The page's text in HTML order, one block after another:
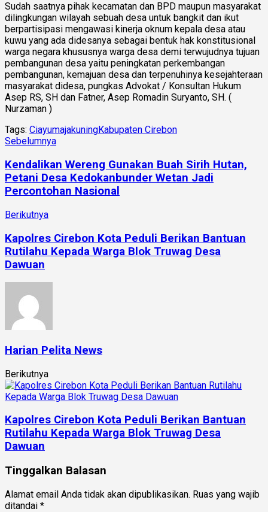
Sudah saatnya pihak kecamatan dan BPD maupun masyarakat
dilingkungan wilayah sebuah desa untuk bangkit dan ikut
berpartisipasi mengawasi kinerja oknum kepala desa atau
kuwu yang ada didesanya sebagai bentuk hak konstitusional
warga negara khususnya warga desa demi terwujudnya tujuan
pembangunan desa yaitu peningkatan perkembangan
pembangunan, kemajuan desa dan terpenuhinya kesejahteraan
masyarakat didesa, pungkas Advokat / Konsultan Hukum
Asep RS, SH dan Fatner, Asep Romadin Suryanto, SH. (
Nurzaman )
Tags: CiayumajakuningKabupaten Cirebon
Sebelumnya
Kendalikan Wereng Gunakan Buah Sirih Hutan,
Petani Desa Kedokanbunder Wetan Jadi
Percontohan Nasional
Berikutnya
Kapolres Cirebon Kota Peduli Berikan Bantuan
Rutilahu Kepada Warga Blok Truwag Desa
Dawuan
Harian Pelita News
Berikutnya
Kapolres Cirebon Kota Peduli Berikan Bantuan
Rutilahu Kepada Warga Blok Truwag Desa
Dawuan
Tinggalkan Balasan
Alamat email Anda tidak akan dipublikasikan. Ruas yang wajib
ditandai *